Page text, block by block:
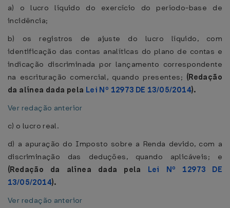
a) o lucro líquido do exercício do período-base de
incidência;
b) os registros de ajuste do lucro líquido, com
identificação das contas analíticas do plano de contas e
indicação discriminada por lançamento correspondente
na escrituração comercial, quando presentes; (Redação
da alínea dada pela Lei Nº 12973 DE 13/05/2014).
Ver redação anterior
c) o lucro real.
d) a apuração do Imposto sobre a Renda devido, com a
discriminação das deduções, quando aplicáveis; e
(Redação da alínea dada pela Lei Nº 12973 DE
13/05/2014).
Ver redação anterior